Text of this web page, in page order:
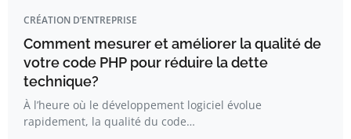
CRÉATION D’ENTREPRISE
Comment mesurer et améliorer la qualité de
votre code PHP pour réduire la dette
technique?
À l’heure où le développement logiciel évolue
rapidement, la qualité du code…